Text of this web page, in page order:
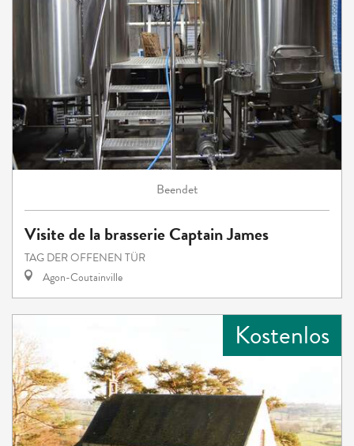
Beendet
Visite de la brasserie Captain James
TAG DER OFFENEN TÜR
Agon-Coutainville
Kostenlos